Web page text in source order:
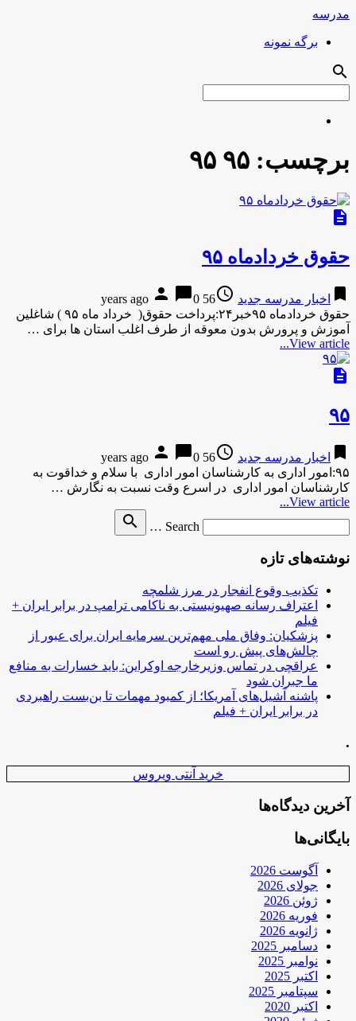
مدرسه
برگه نمونه
search
برچسب: ۹۵ ۹۵
description
حقوق خردادماه ۹۵
bookmark اخبار مدرسه جدید access_time
56 years ago
person chat_bubble0
حقوق خردادماه ۹۵خبر۲۴:پرداخت حقوق( خرداد ماه ۹۵ ) شاغلین
آموزش و پرورش بدون معوقه از طرف اغلب استان ها برای …
View article...
description
۹۵
bookmark اخبار مدرسه جدید access_time
56 years ago
person chat_bubble0
۹۵:امور اداری به کارشناسان امور اداری با سلام و خداقوت به
کارشناسان امور اداری در اسرع وقت نسبت به نگارش …
View article...
Search …
search
نوشته‌های تازه
تکذیب وقوع انفجار در مرز شلمچه
اعتراف رسانه صهیونیستی به ناکامی ترامپ در برابر ایران +
فیلم
پزشکیان: وفاق ملی مهم‌ترین سرمایه ایران برای عبور از
چالش‌های پیش رو است
عراقچی در تماس وزیرخارجه اوکراین: باید خسارات به منافع
ما جبران شود
پاشنه آشیل‌های آمریکا؛ از کمبود مهمات تا بن‌بست راهبردی
در برابر ایران + فیلم
.
خرید آنتی ویروس
آخرین دیدگاه‌ها
بایگانی‌ها
آگوست 2026
جولای 2026
ژوئن 2026
فوریه 2026
ژانویه 2026
دسامبر 2025
نوامبر 2025
اکتبر 2025
سپتامبر 2025
اکتبر 2020